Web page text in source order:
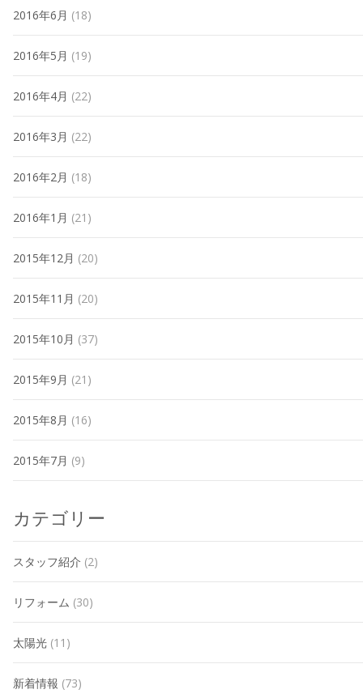
2016年6月 (18)
2016年5月 (19)
2016年4月 (22)
2016年3月 (22)
2016年2月 (18)
2016年1月 (21)
2015年12月 (20)
2015年11月 (20)
2015年10月 (37)
2015年9月 (21)
2015年8月 (16)
2015年7月 (9)
カテゴリー
スタッフ紹介 (2)
リフォーム (30)
太陽光 (11)
新着情報 (73)